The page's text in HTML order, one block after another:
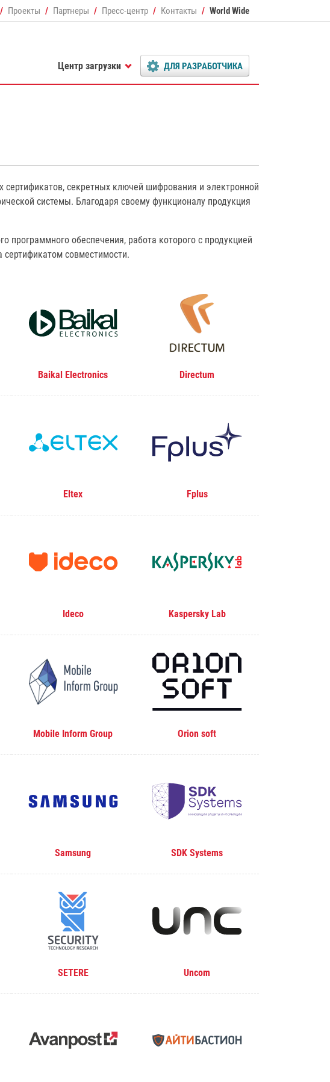
Проекты Партнеры Пресс-центр Контакты World Wide
Центр загрузки ДЛЯ РАЗРАБОТЧИКА
секретных ключей шифрования и электронной
системы. Благодаря своему функционалу продукция
программного обеспечения, работа которого с продукцией
сертификатом совместимости.
Baikal Electronics Directum
Eltex Fplus
Ideco Kaspersky Lab
Mobile Inform Group Orion soft
Samsung SDK Systems
SETERE Uncom